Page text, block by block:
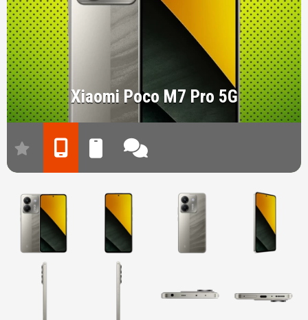
Xiaomi Poco M7 Pro 5G